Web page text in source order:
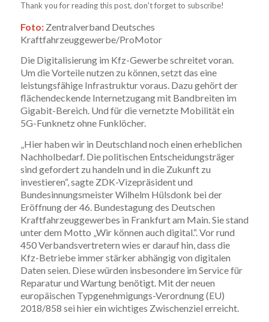
Thank you for reading this post, don't forget to subscribe!
Foto:Zentralverband Deutsches
Kraftfahrzeuggewerbe/ProMotor
Die Digitalisierung im Kfz-Gewerbe schreitet voran.
Um die Vorteile nutzen zu können, setzt das eine
leistungsfähige Infrastruktur voraus. Dazu gehört der
flächendeckende Internetzugang mit Bandbreiten im
Gigabit-Bereich. Und für die vernetzte Mobilität ein
5G-Funknetz ohne Funklöcher.
„Hier haben wir in Deutschland noch einen erheblichen
Nachholbedarf. Die politischen Entscheidungsträger
sind gefordert zu handeln und in die Zukunft zu
investieren“, sagte ZDK-Vizepräsident und
Bundesinnungsmeister Wilhelm Hülsdonk bei der
Eröffnung der 46. Bundestagung des Deutschen
Kraftfahrzeuggewerbes in Frankfurt am Main. Sie stand
unter dem Motto „Wir können auch digital.“. Vor rund
450 Verbandsvertretern wies er darauf hin, dass die
Kfz-Betriebe immer stärker abhängig von digitalen
Daten seien. Diese würden insbesondere im Service für
Reparatur und Wartung benötigt. Mit der neuen
europäischen Typgenehmigungs-Verordnung (EU)
2018/858 sei hier ein wichtiges Zwischenziel erreicht.